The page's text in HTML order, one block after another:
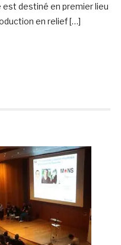
est destiné en premier lieu
en relief […]